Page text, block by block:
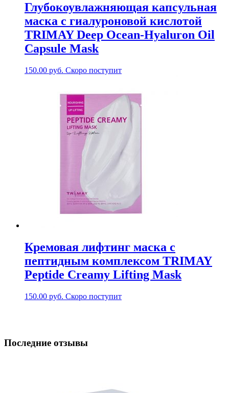
Глубокоувлажняющая капсульная
маска с гиалуроновой кислотой
TRIMAY Deep Ocean-Hyaluron Oil
Capsule Mask
150.00 руб. Скоро поступит
Кремовая лифтинг маска с
пептидным комплексом TRIMAY
Peptide Creamy Lifting Mask
150.00 руб. Скоро поступит
Последние отзывы